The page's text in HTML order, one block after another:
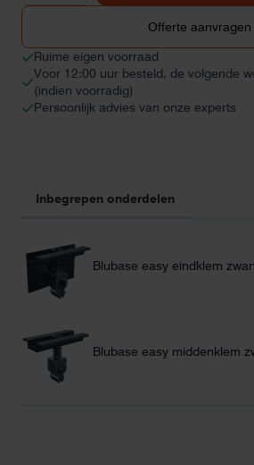
klemmenset
aantal
Offerte aanvragen
Ruime eigen voorraad
Voor 12:00 uur besteld, de volgende
(indien voorradig)
Persoonlijk advies van onze experts
Inbegrepen onderdelen
Blubase easy eindklem
Blubase easy middenklem